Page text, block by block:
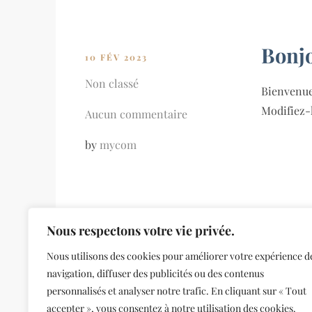
Nous respectons votre vie privée.
Nous utilisons des cookies pour améliorer votre expérience
navigation, diffuser des publicités ou des contenus
personnalisés et analyser notre trafic. En cliquant sur « Tout
accepter », vous consentez à notre utilisation des cookies.
10 FÉV 2023
Non classé
Aucun commentaire
by mycom
Modifiez-